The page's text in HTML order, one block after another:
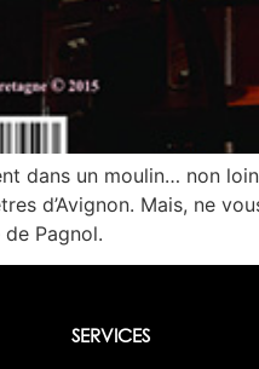
dans un moulin… non
d’Avignon. Mais, ne
Pagnol.
SERVICES